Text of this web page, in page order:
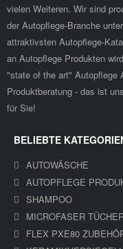
vielen Weiteren. Wir sind
der Autopflege-Branche
attraktivsten Autopflege-
an Autopflege Produkten
"state of the art" Autopflege
Produktberatung - das ist
für Sie!
BELIEBTE
AUTOWÄSCHE
AUTOPFLEGE
SHAMPOO
MICROFASER
FLEX PXE80